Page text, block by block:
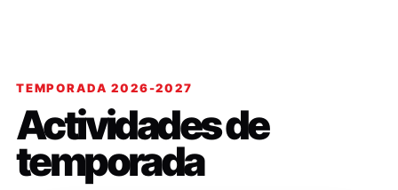
TEMPORADA 2026-2027
Actividades de
temporada